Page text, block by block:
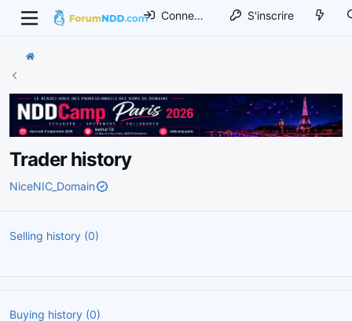
Connexion S'inscrire
Trader history
NiceNIC_Domain
Selling history (0)
Buying history (0)